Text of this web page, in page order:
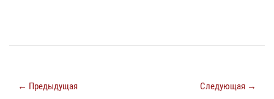
← Предыдущая Следующая →